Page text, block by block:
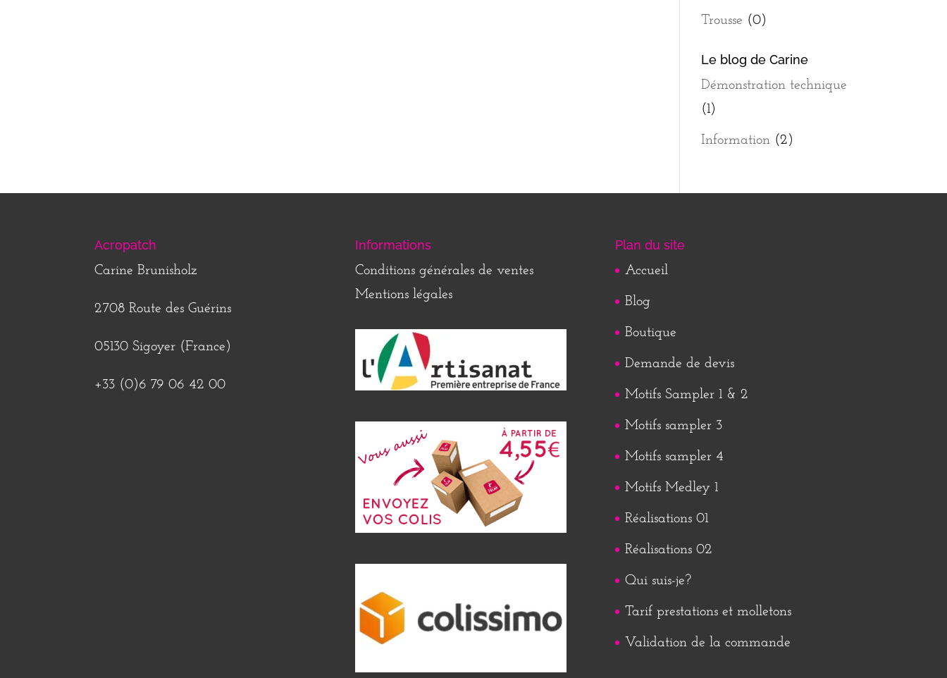
Trousse (0)
Le blog de Carine
Démonstration technique
(1)
Information(2)
Acropatch
Carine Brunisholz
2708 Route des Guérins
05130 Sigoyer (France)
+33 (0)6 79 06 42 00
Informations
Conditions générales de ventes
Mentions légales
Plan du site
Accueil
Blog
Boutique
Demande de devis
Motifs Sampler 1 & 2
Motifs sampler 3
Motifs sampler 4
Motifs Medley 1
Réalisations 01
Réalisations 02
Qui suis-je?
Tarif prestations et molletons
Validation de la commande